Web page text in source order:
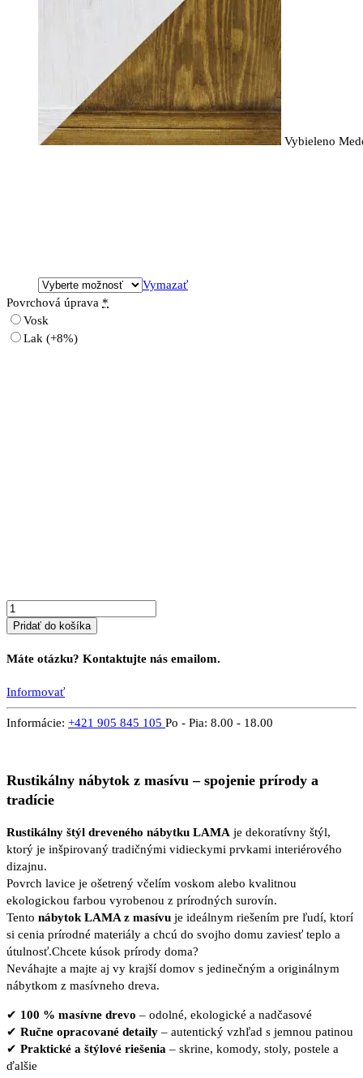
Vybieleno
Vymazať
Povrchová úprava *
Vosk
Lak (+8%)
Pridať do košíka
Máte otázku? Kontaktujte nás emailom.
Informovať
Informácie: +421 905 845 105 Po - Pia: 8.00 - 18.00
Rustikálny nábytok z masívu – spojenie prírody a
tradície
Rustikálny štýl dreveného nábytku LAMA je dekoratívny štýl,
ktorý je inšpirovaný tradičnými vidieckymi prvkami interiérového
dizajnu.
Povrch lavice je ošetrený včelím voskom alebo kvalitnou
ekologickou farbou vyrobenou z prírodných surovín.
Tento nábytok LAMA z masívu je ideálnym riešením pre ľudí, ktorí
si cenia prírodné materiály a chcú do svojho domu zaviesť teplo a
útulnosť.Chcete kúsok prírody doma?
Neváhajte a majte aj vy krajší domov s jedinečným a originálnym
nábytkom z masívneho dreva.
✔ 100 % masívne drevo – odolné, ekologické a nadčasové
✔ Ručne opracované detaily – autentický vzhľad s jemnou patinou
✔ Praktické a štýlové riešenia – skrine, komody, stoly, postele a
ďalšie